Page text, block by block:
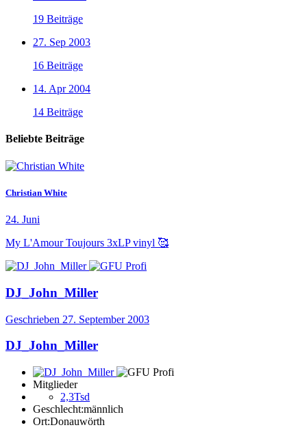
19 Beiträge
27. Sep 2003
16 Beiträge
14. Apr 2004
14 Beiträge
Beliebte Beiträge
Christian White
24. Juni
My L'Amour Toujours 3xLP vinyl 🥰
DJ_John_Miller
Geschrieben 27. September 2003
DJ_John_Miller
Mitglieder
2,3Tsd
Geschlecht:männlich
Ort:Donauwörth